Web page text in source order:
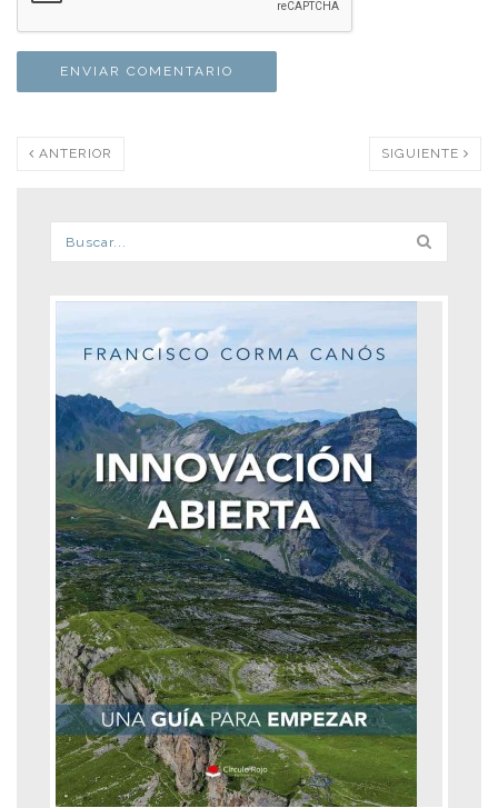
ANTERIOR SIGUIENTE
Formulario de búsqueda